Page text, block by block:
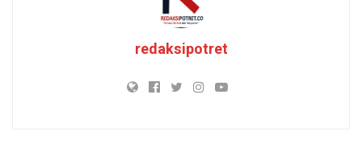
redaksipotret